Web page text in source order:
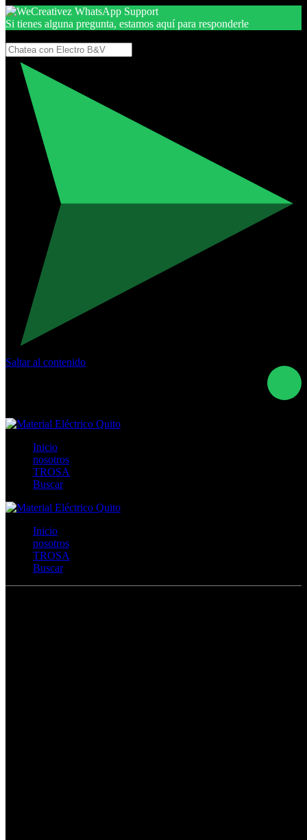
Si tienes alguna pregunta, estamos aquí para responderle
Saltar al contenido
Inicio
nosotros
TROSA
Buscar
Inicio
nosotros
TROSA
Buscar